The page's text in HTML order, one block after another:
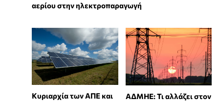
αερίου στην ηλεκτροπαραγωγή
Κυριαρχία των ΑΠΕ και
ΑΔΜΗΕ: Τι αλλάζει στον